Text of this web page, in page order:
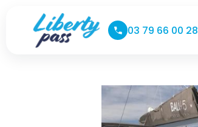
03 79 66 00 28